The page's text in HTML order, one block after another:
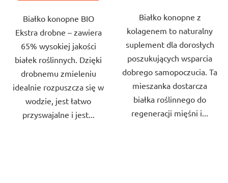
Białko konopne BIO
Ekstra drobne – zawiera
65% wysokiej jakości
białek roślinnych. Dzięki
drobnemu zmieleniu
idealnie rozpuszcza się w
wodzie, jest łatwo
przyswajalne i jest...
Białko konopne z
kolagenem to naturalny
suplement dla dorosłych
poszukujących wsparcia
dobrego samopoczucia. Ta
mieszanka dostarcza
białka roślinnego do
regeneracji mięśni i...